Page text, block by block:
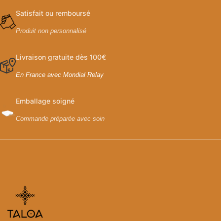
Satisfait ou remboursé
Produit non personnalisé
Livraison gratuite dès 100€
En France avec Mondial Relay
Emballage soigné
Commande préparée avec soin